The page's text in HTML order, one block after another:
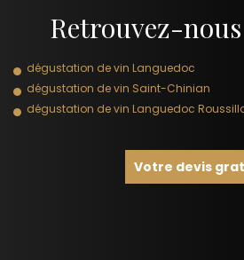
Retrouvez-
dégustation de vin Languedoc
dégustation de vin Saint-Chinian
dégustation de vin Languedoc
Votre devis